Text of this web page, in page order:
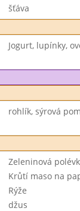
šťáva
Jogurt, lupínky,
rohlík, sýrová
Zeleninová
Krůtí maso na
Rýže
džus